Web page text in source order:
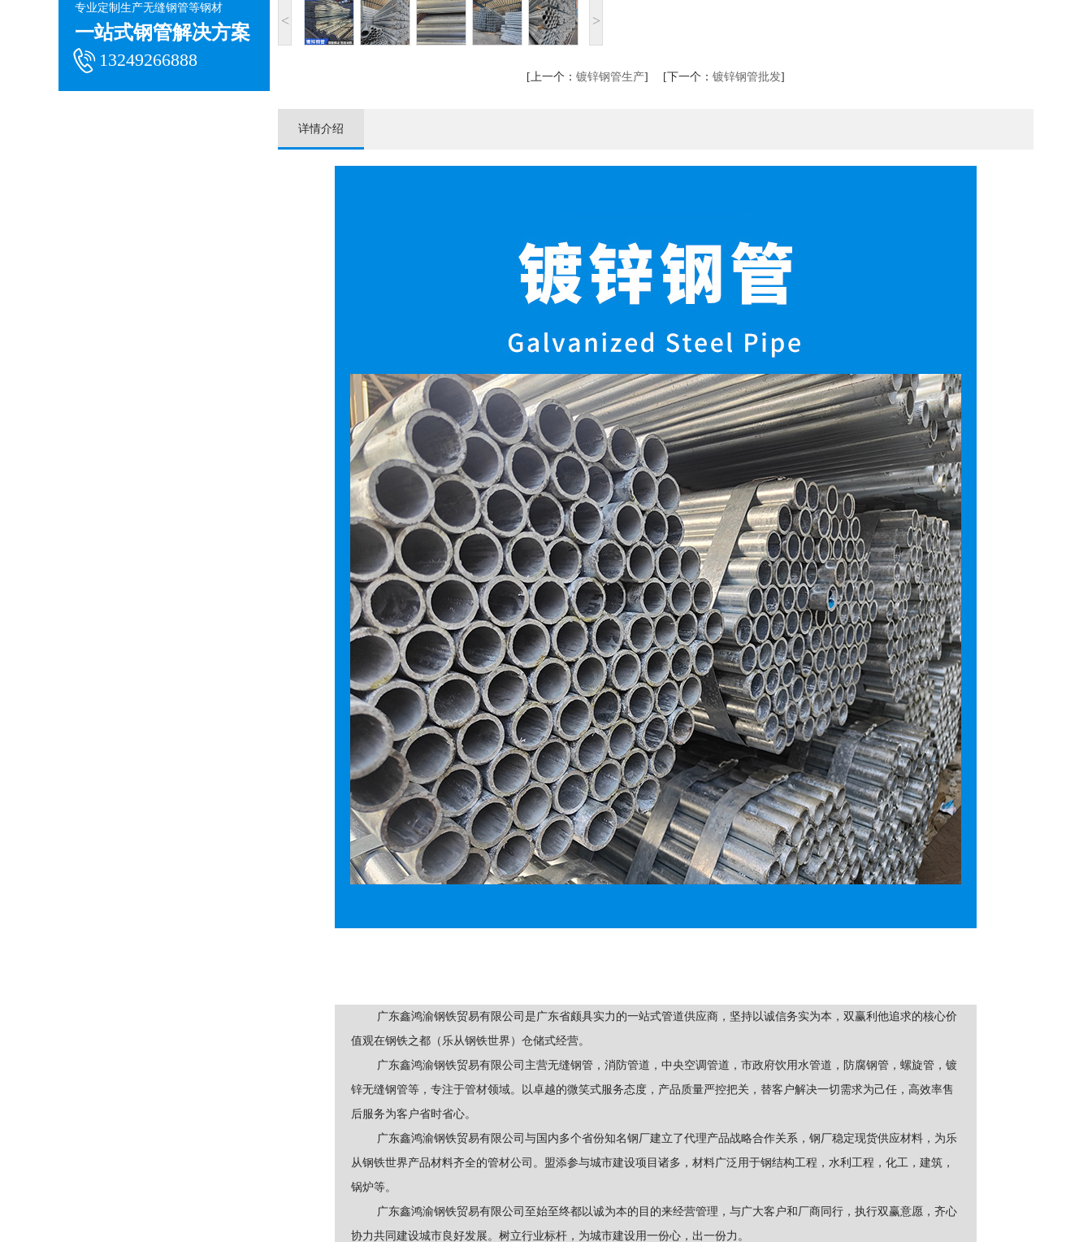
专业定制生产无缝钢管等钢材
一站式钢管解决方案
13249266888
< >
[上一个： 镀锌钢管生产] [下一个： 镀锌钢管批发]
详情介绍
广东鑫鸿渝钢铁贸易有限公司是广东省颇具实力的一站式管道供应商，坚持以诚信务实为本，双赢利他追求的核心价
值观在钢铁之都（乐从钢铁世界）仓储式经营。
广东鑫鸿渝钢铁贸易有限公司主营无缝钢管，消防管道，中央空调管道，市政府饮用水管道，防腐钢管，螺旋管，镀
锌无缝钢管等，专注于管材领域。以卓越的微笑式服务态度，产品质量严控把关，替客户解决一切需求为己任，高效率售
后服务为客户省时省心。
广东鑫鸿渝钢铁贸易有限公司与国内多个省份知名钢厂建立了代理产品战略合作关系，钢厂稳定现货供应材料，为乐
从钢铁世界产品材料齐全的管材公司。盟添参与城市建设项目诸多，材料广泛用于钢结构工程，水利工程，化工，建筑，
锅炉等。
广东鑫鸿渝钢铁贸易有限公司至始至终都以诚为本的目的来经营管理，与广大客户和厂商同行，执行双赢意愿，齐心
协力共同建设城市良好发展。树立行业标杆，为城市建设用一份心，出一份力。